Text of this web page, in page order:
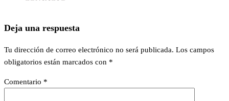
Deja una respuesta
Tu dirección de correo electrónico no será publicada. Los campos
obligatorios están marcados con *
Comentario *